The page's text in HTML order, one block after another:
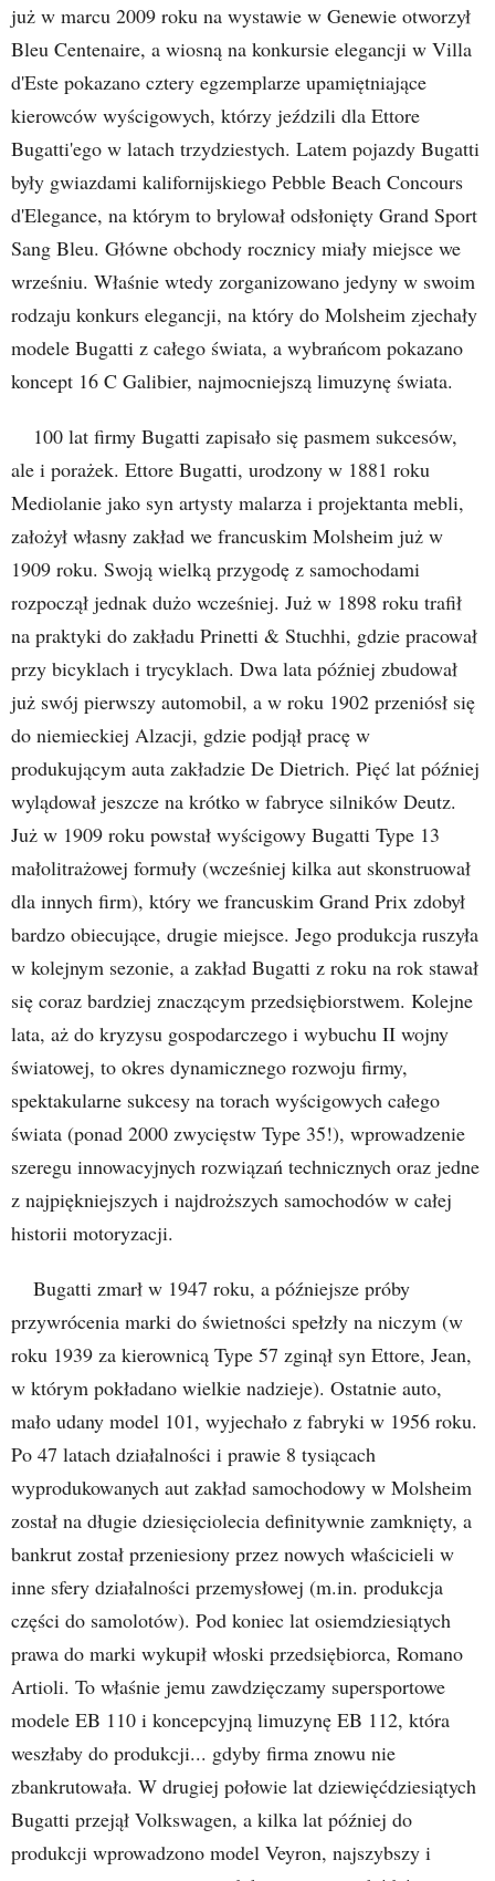
już w marcu 2009 roku na wystawie w Genewie otworzył
Bleu Centenaire, a wiosną na konkursie elegancji w Villa
d'Este pokazano cztery egzemplarze upamiętniające
kierowców wyścigowych, którzy jeździli dla Ettore
Bugatti'ego w latach trzydziestych. Latem pojazdy Bugatti
były gwiazdami kalifornijskiego Pebble Beach Concours
d'Elegance, na którym to brylował odsłonięty Grand Sport
Sang Bleu. Główne obchody rocznicy miały miejsce we
wrześniu. Właśnie wtedy zorganizowano jedyny w swoim
rodzaju konkurs elegancji, na który do Molsheim zjechały
modele Bugatti z całego świata, a wybrańcom pokazano
koncept 16 C Galibier, najmocniejszą limuzynę świata.
100 lat firmy Bugatti zapisało się pasmem sukcesów,
ale i porażek. Ettore Bugatti, urodzony w 1881 roku
Mediolanie jako syn artysty malarza i projektanta mebli,
założył własny zakład we francuskim Molsheim już w
1909 roku. Swoją wielką przygodę z samochodami
rozpoczął jednak dużo wcześniej. Już w 1898 roku trafił
na praktyki do zakładu Prinetti & Stuchhi, gdzie pracował
przy bicyklach i trycyklach. Dwa lata później zbudował
już swój pierwszy automobil, a w roku 1902 przeniósł się
do niemieckiej Alzacji, gdzie podjął pracę w
produkującym auta zakładzie De Dietrich. Pięć lat później
wylądował jeszcze na krótko w fabryce silników Deutz.
Już w 1909 roku powstał wyścigowy Bugatti Type 13
małolitrażowej formuły (wcześniej kilka aut skonstruował
dla innych firm), który we francuskim Grand Prix zdobył
bardzo obiecujące, drugie miejsce. Jego produkcja ruszyła
w kolejnym sezonie, a zakład Bugatti z roku na rok stawał
się coraz bardziej znaczącym przedsiębiorstwem. Kolejne
lata, aż do kryzysu gospodarczego i wybuchu II wojny
światowej, to okres dynamicznego rozwoju firmy,
spektakularne sukcesy na torach wyścigowych całego
świata (ponad 2000 zwycięstw Type 35!), wprowadzenie
szeregu innowacyjnych rozwiązań technicznych oraz jedne
z najpiękniejszych i najdroższych samochodów w całej
historii motoryzacji.
Bugatti zmarł w 1947 roku, a późniejsze próby
przywrócenia marki do świetności spełzły na niczym (w
roku 1939 za kierownicą Type 57 zginął syn Ettore, Jean,
w którym pokładano wielkie nadzieje). Ostatnie auto,
mało udany model 101, wyjechało z fabryki w 1956 roku.
Po 47 latach działalności i prawie 8 tysiącach
wyprodukowanych aut zakład samochodowy w Molsheim
został na długie dziesięciolecia definitywnie zamknięty, a
bankrut został przeniesiony przez nowych właścicieli w
inne sfery działalności przemysłowej (m.in. produkcja
części do samolotów). Pod koniec lat osiemdziesiątych
prawa do marki wykupił włoski przedsiębiorca, Romano
Artioli. To właśnie jemu zawdzięczamy supersportowe
modele EB 110 i koncepcyjną limuzynę EB 112, która
weszłaby do produkcji... gdyby firma znowu nie
zbankrutowała. W drugiej połowie lat dziewięćdziesiątych
Bugatti przejął Volkswagen, a kilka lat później do
produkcji wprowadzono model Veyron, najszybszy i